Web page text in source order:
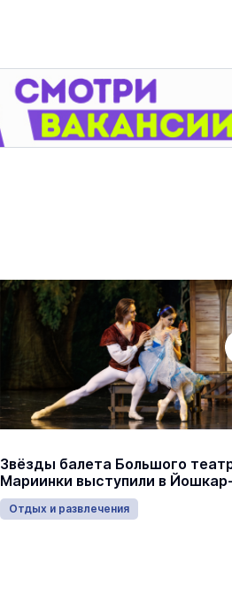
Звёзды балета Большого
Мариинки выступили в
Отдых и развлечения